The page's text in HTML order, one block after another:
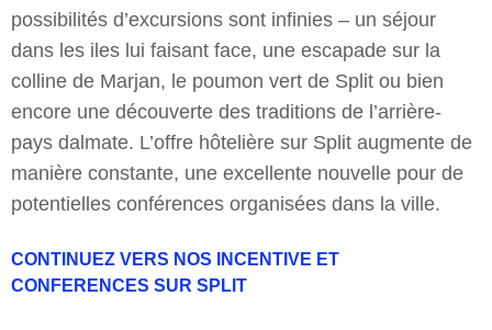
possibilités d’excursions sont infinies – un séjour
dans les iles lui faisant face, une escapade sur la
colline de Marjan, le poumon vert de Split ou bien
encore une découverte des traditions de l’arrière-
pays dalmate. L’offre hôtelière sur Split augmente de
manière constante, une excellente nouvelle pour de
potentielles conférences organisées dans la ville.
CONTINUEZ VERS NOS INCENTIVE ET
CONFERENCES SUR SPLIT